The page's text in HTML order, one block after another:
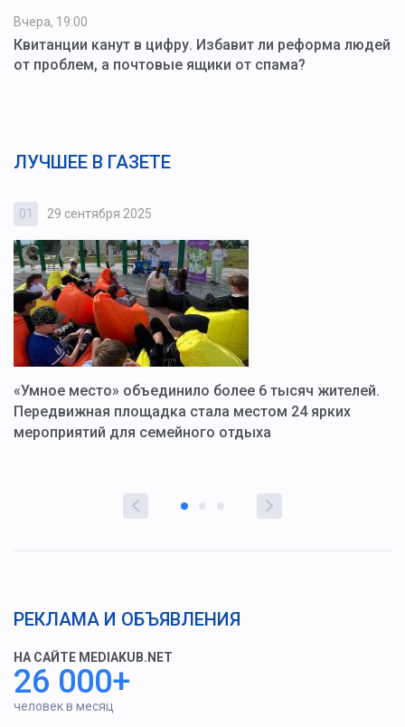
Вчера, 19:00
Квитанции канут в цифру. Избавит ли реформа людей
от проблем, а почтовые ящики от спама?
ЛУЧШЕЕ В ГАЗЕТЕ
01 29 сентября 2025
«Умное место» объединило более 6 тысяч жителей.
Передвижная площадка стала местом 24 ярких
мероприятий для семейного отдыха
РЕКЛАМА И ОБЪЯВЛЕНИЯ
НА САЙТЕ MEDIAKUB.NET
26 000+
человек в месяц